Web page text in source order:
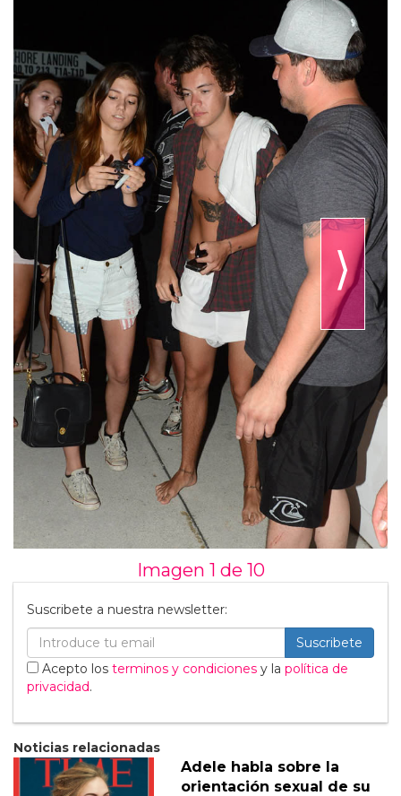
⟩
Imagen 1 de 10
Suscribete a nuestra newsletter:
Suscribete
Acepto los terminos y condiciones y la política de
privacidad.
Noticias relacionadas
Adele habla sobre la
orientación sexual de su